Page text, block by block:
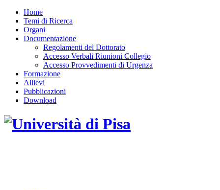
Home
Temi di Ricerca
Organi
Documentazione
Regolamenti del Dottorato
Accesso Verbali Riunioni Collegio
Accesso Provvedimenti di Urgenza
Formazione
Allievi
Pubblicazioni
Download